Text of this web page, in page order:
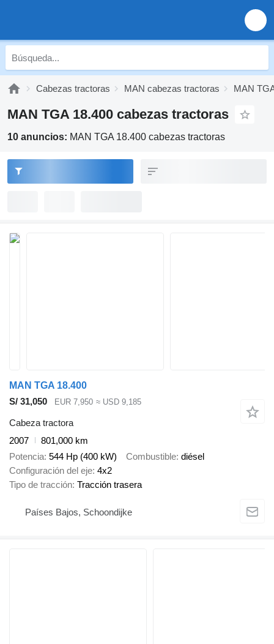
Cabezas tractoras MAN cabezas tractoras MAN
MAN TGA 18.400 cabezas tractoras
10 anuncios: MAN TGA 18.400 cabezas tractoras
MAN TGA 18.400
S/ 31,050
EUR 7,950 ≈ USD 9,185
Cabeza tractora
2007
801,000 km
Potencia 544 Hp (400 kW) Combustible diésel
Configuración del eje 4x2
Tipo de tracción Tracción trasera
Países Bajos, Schoondijke